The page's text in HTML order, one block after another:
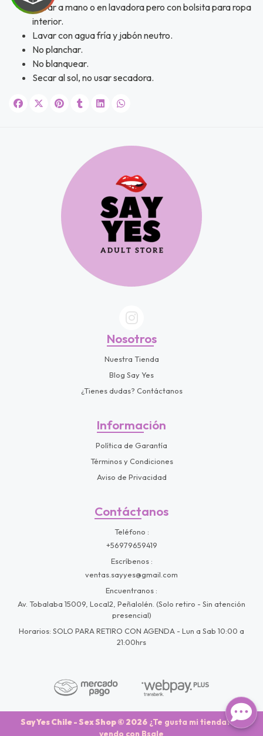
y
Lavar a mano o en lavadora pero con bolsita para ropa
interior.
Lavar con agua fría y jabón neutro.
No planchar.
No blanquear.
Secar al sol, no usar secadora.
Nosotros
Nuestra Tienda
Blog Say Yes
¿Tienes dudas? Contáctanos
Información
Política de Garantía
Términos y Condiciones
Aviso de Privacidad
Contáctanos
Teléfono
+56979659419
Escríbenos
ventas.sayyes@gmail.com
Encuentranos
Av. Tobalaba 15009, Local2, Peñalolén. (Solo retiro - Sin atención
presencial)
Horarios: SOLO PARA RETIRO CON AGENDA - Lun a Sab 10:00 a
21:00hrs
Say Yes Chile - Sex Shop © 2026 ¿Te gusta mi tienda? Yo
vendo con Bsale